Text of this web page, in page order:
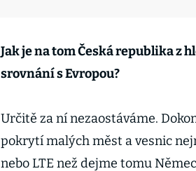
Jak je na tom Česká republika
srovnání s Evropou?
Určitě za ní nezaostáváme.
pokrytí malých měst a vesnic
nebo LTE než dejme tomu